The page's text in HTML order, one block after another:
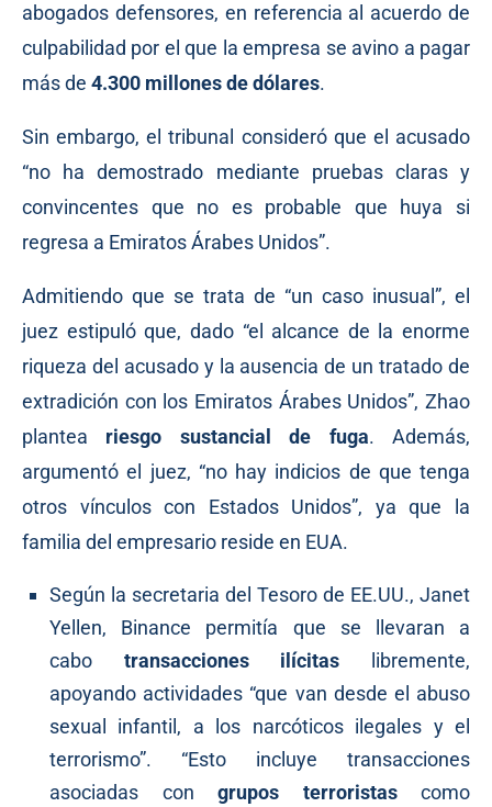
abogados defensores, en referencia al acuerdo de
culpabilidad por el que la empresa se avino a pagar
más de 4.300 millones de dólares.
Sin embargo, el tribunal consideró que el acusado
“no ha demostrado mediante pruebas claras y
convincentes que no es probable que huya si
regresa a Emiratos Árabes Unidos”.
Admitiendo que se trata de “un caso inusual”, el
juez estipuló que, dado “el alcance de la enorme
riqueza del acusado y la ausencia de un tratado de
extradición con los Emiratos Árabes Unidos”, Zhao
plantea riesgo sustancial de fuga. Además,
argumentó el juez, “no hay indicios de que tenga
otros vínculos con Estados Unidos”, ya que la
familia del empresario reside en EUA.
Según la secretaria del Tesoro de EE.UU., Janet
Yellen, Binance permitía que se llevaran a
cabo transacciones ilícitas libremente,
apoyando actividades “que van desde el abuso
sexual infantil, a los narcóticos ilegales y el
terrorismo”. “Esto incluye transacciones
asociadas con grupos terroristascomo